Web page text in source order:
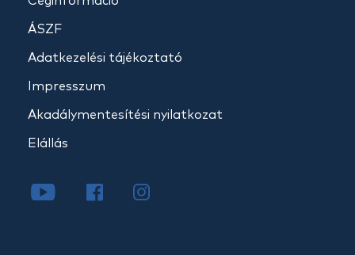
ÁSZF
Adatkezelési tájékoztató
Impresszum
Akadálymentesítési nyilatkozat
Elállás